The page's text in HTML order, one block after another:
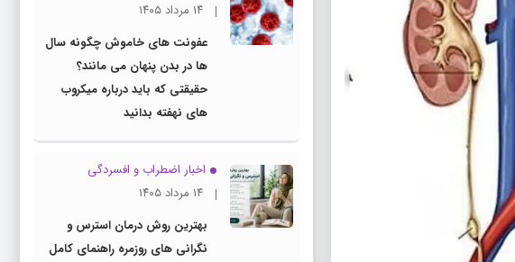
۱۴ مرداد ۱۴۰۵
عفونت های خاموش چگونه سال
ها در بدن پنهان می مانند؟
حقیقتی که باید درباره میکروب
های نهفته بدانید
اخبار اضطراب و افسردگی
۱۴ مرداد ۱۴۰۵
بهترین روش درمان استرس و
نگرانی های روزمره راهنمای کامل